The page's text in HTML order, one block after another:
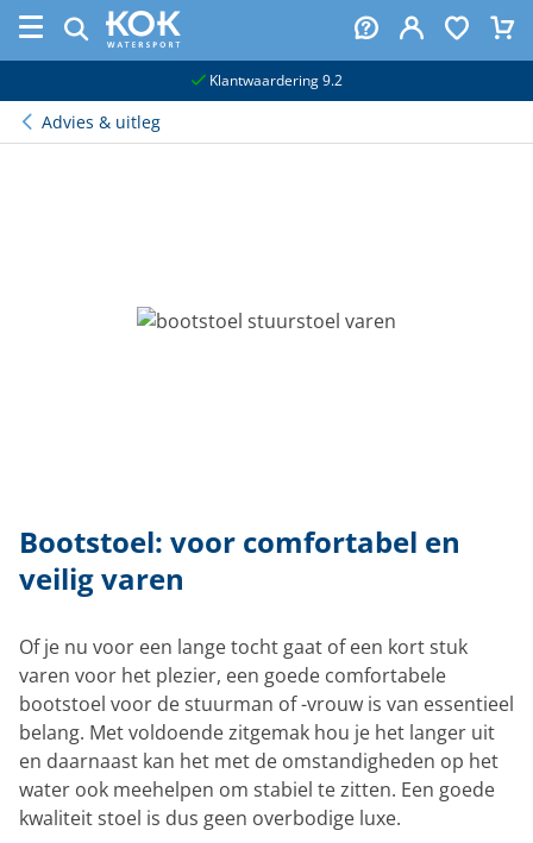
Klantwaardering 9.2
Advies & uitleg
Bootstoel: voor comfortabel en
veilig varen
Of je nu voor een lange tocht gaat of een kort stuk
varen voor het plezier, een goede comfortabele
bootstoel voor de stuurman of -vrouw is van essentieel
belang. Met voldoende zitgemak hou je het langer uit
en daarnaast kan het met de omstandigheden op het
water ook meehelpen om stabiel te zitten. Een goede
kwaliteit stoel is dus geen overbodige luxe.